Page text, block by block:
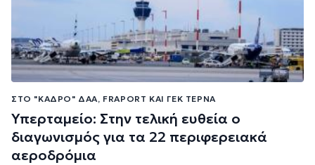
ΣΤΟ "ΚΆΔΡΟ" ΔΑΑ, FRAPORT ΚΑΙ ΓΕΚ ΤΕΡΝΑ
Υπερταμείο: Στην τελική ευθεία ο
διαγωνισμός για τα 22 περιφερειακά
αεροδρόμια